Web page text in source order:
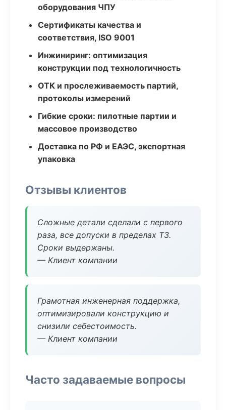
оборудования ЧПУ
Сертификаты качества и
соответствия, ISO 9001
Инжиниринг: оптимизация
конструкции под технологичность
ОТК и прослеживаемость партий,
протоколы измерений
Гибкие сроки: пилотные партии и
массовое производство
Доставка по РФ и ЕАЭС, экспортная
упаковка
Отзывы клиентов
Сложные детали сделали с первого
раза, все допуски в пределах ТЗ.
Сроки выдержаны.
— Клиент компании
Грамотная инженерная поддержка,
оптимизировали конструкцию и
снизили себестоимость.
— Клиент компании
Часто задаваемые вопросы